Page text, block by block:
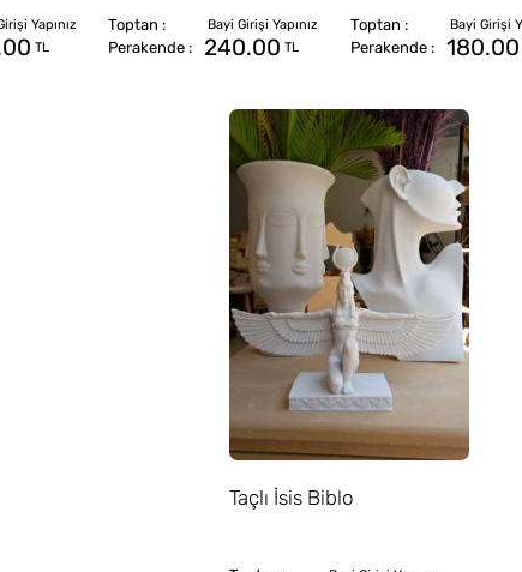
TL 240.00 TL 180.00
Taçlı İsis Biblo